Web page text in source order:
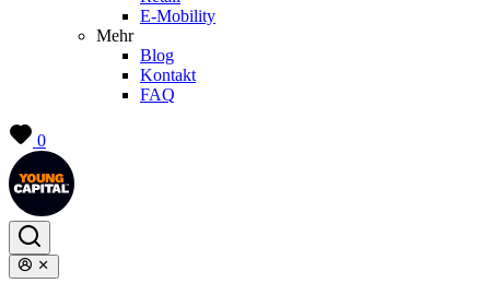
E-Mobility
Mehr
Blog
Kontakt
FAQ
0